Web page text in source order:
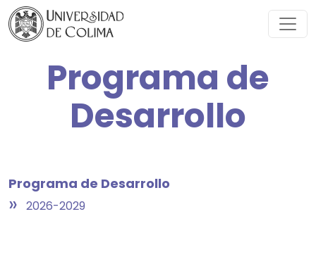
Programa de
Desarrollo
Programa de Desarrollo
» 2026-2029